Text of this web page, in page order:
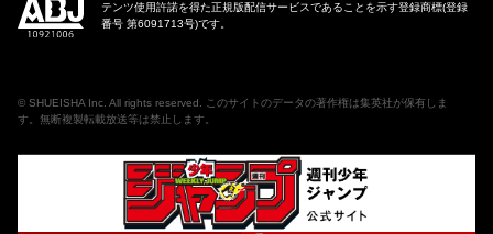
テンツ使用許諾を得た正規版配信サービスであることを示す登録商標(登録
番号 第6091713号)です。
© SHUEISHA Inc . All rights reserved. このサイトのデータの著作権は集英社が保有しま
す。無断複製転載放送等は禁止します。